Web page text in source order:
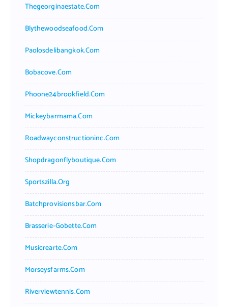
Thegeorginaestate.com
Blythewoodseafood.com
Paolosdelibangkok.com
Bobacove.com
Phoone24brookfield.com
Mickeybarmama.com
Roadwayconstructioninc.com
Shopdragonflyboutique.com
Sportszilla.org
Batchprovisionsbar.com
Brasserie-Gobette.com
Musicrearte.com
Morseysfarms.com
Riverviewtennis.com